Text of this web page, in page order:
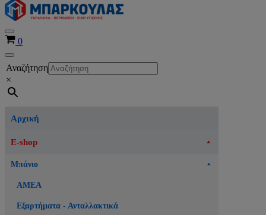
Μενού
πλοήγησης
Καλάθι
0
Μενού
πλοήγησης
Αναζήτηση
×
Αρχική
E-shop
Μπάνιο
ΑΜΕΑ
Εξαρτήματα - Ανταλλακτικά